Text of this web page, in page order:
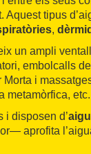
tipus
,
un ampli
embolcalls
i
metamòrfica, etc.
i disposen d’
aprofita